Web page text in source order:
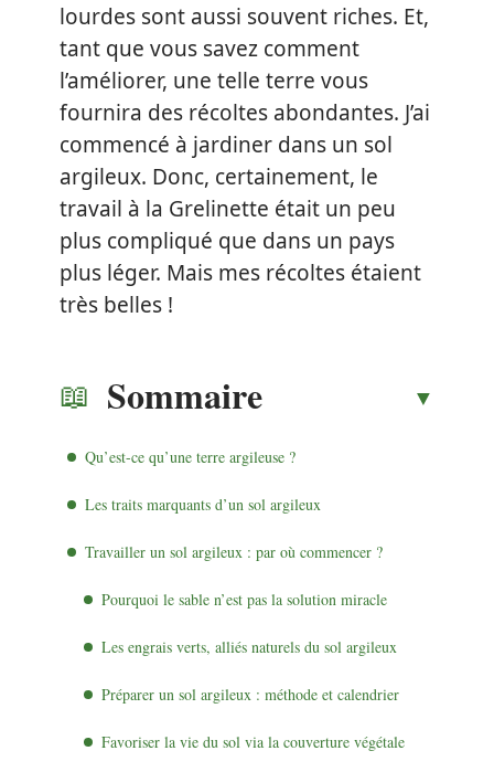
lourdes sont aussi souvent riches. Et,
tant que vous savez comment
l’améliorer, une telle terre vous
fournira des récoltes abondantes. J’ai
commencé à jardiner dans un sol
argileux. Donc, certainement, le
travail à la Grelinette était un peu
plus compliqué que dans un pays
plus léger. Mais mes récoltes étaient
très belles !
Sommaire
Qu’est-ce qu’une terre argileuse ?
Les traits marquants d’un sol argileux
Travailler un sol argileux : par où commencer ?
Pourquoi le sable n’est pas la solution miracle
Les engrais verts, alliés naturels du sol argileux
Préparer un sol argileux : méthode et calendrier
Favoriser la vie du sol via la couverture végétale